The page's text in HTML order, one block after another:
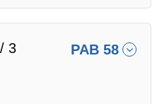
3
PAB 58